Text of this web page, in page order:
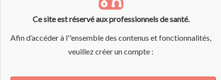
Ce site est réservé aux professionnels de santé.
Afin d’accéder à l''ensemble des contenus et fonctionnalités,
veuillez créer un compte :